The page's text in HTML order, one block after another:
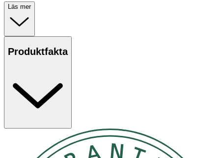
IDUN Minerals Hydra Soft Mineral Foundation i nyansen
INGRID – Light / Medium Cool 259 är en sval ton med lätt
lystergivande finish, framtagen för dig med ljus till
medium hudton och kall underton. Den silkeslena,
återfuktande formulan smälter jämnt in i huden och ger
mer uppklädda tillfällen.
Egenskaper
- Kall underton för ljus till medium hudton
Läs mer
Produktfakta